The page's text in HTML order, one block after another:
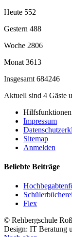
Heute 552
Gestern 488
Woche 2806
Monat 3613
Insgesamt 684246
Aktuell sind 4 Gäste
Hilfsfunktionen
Impressum
Sitemap
Anmelden
Beliebte Beiträge
Schülerbücherei
Flex
© Rehbergschule
Design: IT Beratung